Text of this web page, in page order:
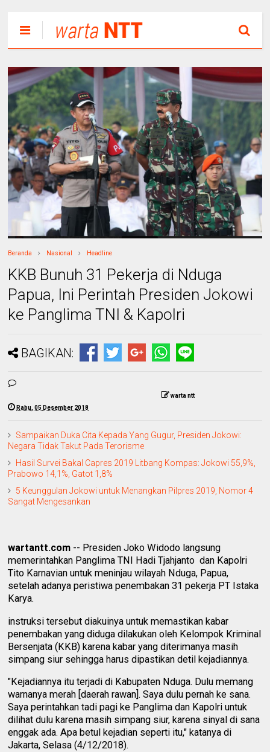
Beranda Nasional Headline
KKB Bunuh 31 Pekerja di Nduga
Papua, Ini Perintah Presiden Jokowi
ke Panglima TNI & Kapolri
BAGIKAN:
warta ntt
Rabu, 05 Desember 2018
Sampaikan Duka Cita Kepada Yang Gugur, Presiden Jokowi:
Negara Tidak Takut Pada Terorisme
Hasil Survei Bakal Capres 2019 Litbang Kompas: Jokowi 55,9%,
Prabowo 14,1%, Gatot 1,8%
5 Keunggulan Jokowi untuk Menangkan Pilpres 2019, Nomor 4
Sangat Mengesankan
wartantt.com -- Presiden Joko Widodo langsung
memerintahkan Panglima TNI Hadi Tjahjanto dan Kapolri
Tito Karnavian untuk meninjau wilayah Nduga, Papua,
setelah adanya peristiwa penembakan 31 pekerja PT Istaka
Karya.
instruksi tersebut diakuinya untuk memastikan kabar
penembakan yang diduga dilakukan oleh Kelompok Kriminal
Bersenjata (KKB) karena kabar yang diterimanya masih
simpang siur sehingga harus dipastikan detil kejadiannya.
"Kejadiannya itu terjadi di Kabupaten Nduga. Dulu memang
warnanya merah [daerah rawan]. Saya dulu pernah ke sana.
Saya perintahkan tadi pagi ke Panglima dan Kapolri untuk
dilihat dulu karena masih simpang siur, karena sinyal di sana
enggak ada. Apa betul kejadian seperti itu," katanya di
Jakarta, Selasa (4/12/2018).